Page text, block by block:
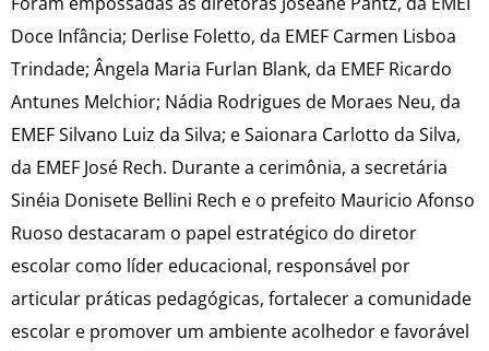
Doce Infância; Derlise Foletto, da EMEF Carmen Lisboa
Trindade; Ângela Maria Furlan Blank, da EMEF Ricardo
Antunes Melchior; Nádia Rodrigues de Moraes Neu, da
EMEF Silvano Luiz da Silva; e Saionara Carlotto da Silva,
da EMEF José Rech. Durante a cerimônia, a secretária
Sinéia Donisete Bellini Rech e o prefeito Mauricio Afonso
Ruoso destacaram o papel estratégico do diretor
escolar como líder educacional, responsável por
articular práticas pedagógicas, fortalecer a comunidade
escolar e promover um ambiente acolhedor e favorável